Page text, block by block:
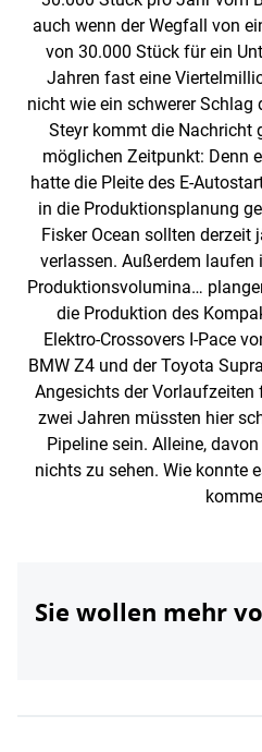
auch wenn der Wegfall von
von 30.000 Stück für ein
Jahren fast eine
nicht wie ein schwerer
Steyr kommt die Nachricht
möglichen Zeitpunkt: Denn
hatte die Pleite des E-
in die Produktionsplanung
Fisker Ocean sollten derzeit
verlassen. Außerdem laufen
Produktionsvolumina…
die Produktion des
Elektro-Crossovers I-Pace
‪BMW‬ Z4 und der Toyota
Angesichts der
zwei Jahren müssten hier
Pipeline sein. Alleine,
nichts zu sehen. Wie konnte
Sie wollen mehr